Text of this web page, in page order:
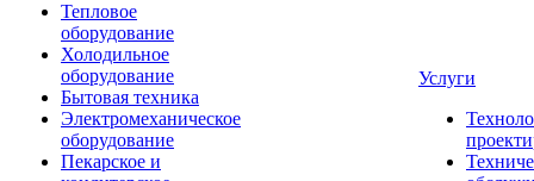
Тепловое
оборудование
Холодильное
оборудование
Бытовая техника
Электромеханическое
оборудование
Пекарское и
Услуги